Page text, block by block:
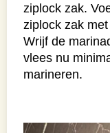
ziplock zak.
ziplock zak
Wrijf de
vlees nu
marineren.